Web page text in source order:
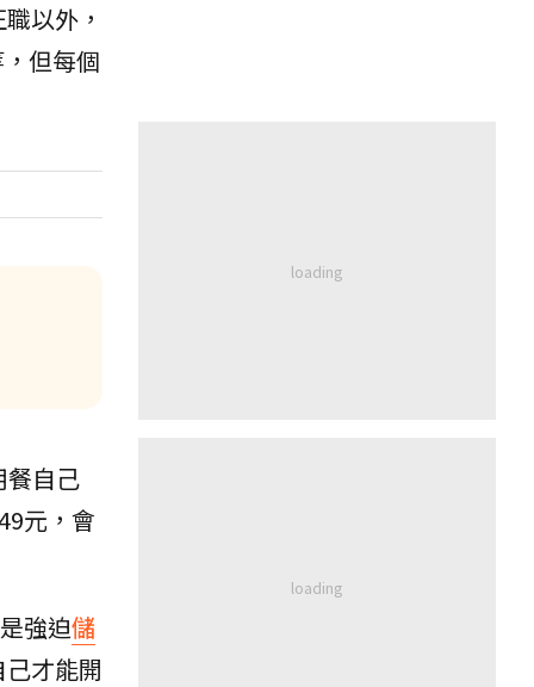
以外，
但每個
餐自己
元，會
強迫儲
才能開